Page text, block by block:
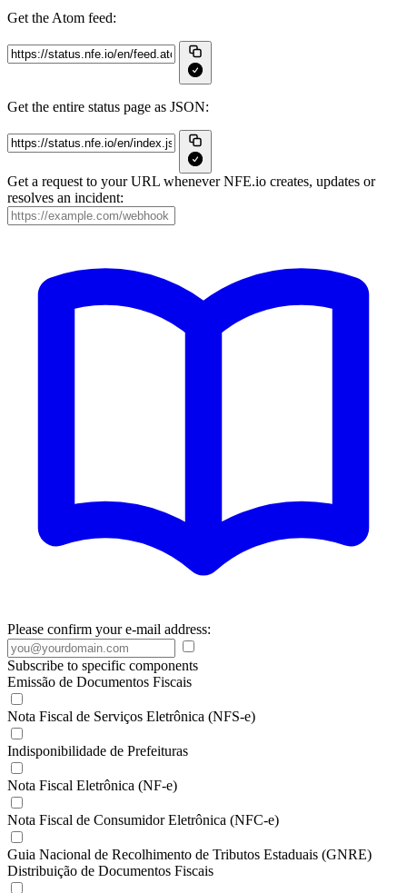
Get the Atom feed:
Get the entire status page as JSON:
Get a request to your URL whenever NFE.io creates, updates or
resolves an incident:
Please confirm your e-mail address:
Subscribe to specific components
Emissão de Documentos Fiscais
Nota Fiscal de Serviços Eletrônica (NFS-e)
Indisponibilidade de Prefeituras
Nota Fiscal Eletrônica (NF-e)
Nota Fiscal de Consumidor Eletrônica (NFC-e)
Guia Nacional de Recolhimento de Tributos Estaduais (GNRE)
Distribuição de Documentos Fiscais